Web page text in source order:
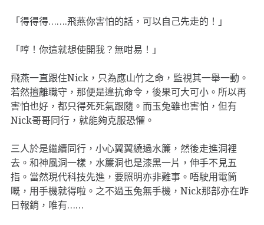
「得得得…….飛燕你害怕的話，可以自己先走的！」
「哼！你這就想使開我？無咁易！」
飛燕一直跟住Nick，只為應山竹之命，監視其一舉一動。
若然擅離職守，那便是違抗命令，後果可大可小。所以再
害怕也好，都只得死死氣跟隨。而玉兔雖也害怕，但有
Nick哥哥同行，就能夠克服恐懼。
三人於是繼續同行，小心翼翼繞過水簾，然後走進洞裡
去。和神風洞一樣，水簾洞也是漆黑一片，伸手不見五
指。當然現代科技先進，要照明亦非難事。唔駛用電筒
嘅，用手機就得啦。之不過玉兔無手機，Nick那部亦在昨
日報銷，唯有……